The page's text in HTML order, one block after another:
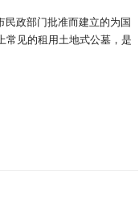
民政部门批准而建立的为国
常见的租用土地式公墓，是